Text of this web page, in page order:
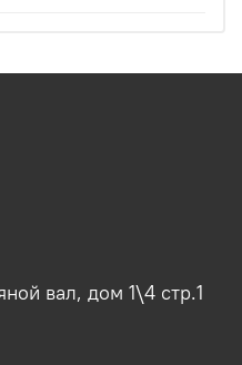
вал, дом 1\4 стр.1